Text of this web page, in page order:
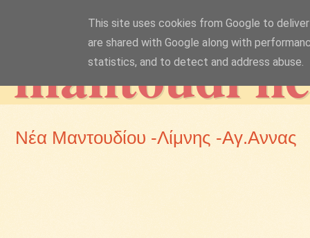
mantoudi
Νέα Μαντουδίου -Λίμνης -Αγ.Αννας
This site uses cookies from Google to
are shared with Google along with
statistics, and to detect and address abuse.